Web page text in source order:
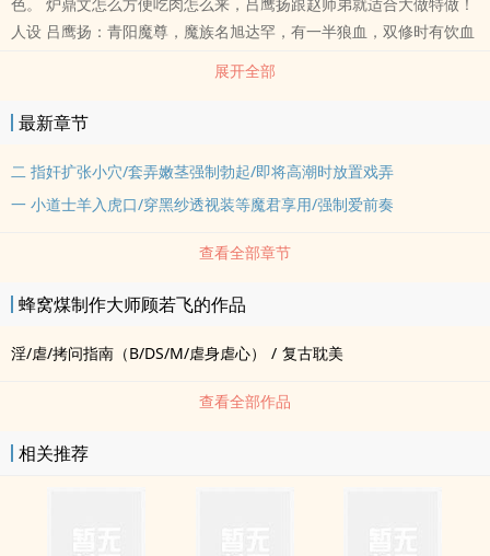
人设 吕鹰扬：青阳魔尊，魔族名旭达罕，有一半狼血，双修时有饮血
的爱好，如果炉鼎的血不好喝也不会要，口味比较刁。曾有一妻，亡
故千年，是彪子。 首 发 + n b s h u w u . c o m + “如果连项上的人
头都保护不了的话，又怎么保护你所珍视之物呢？” “吕鹰扬·旭达罕，
u w u+ e m o s h u w u . c o m + . c o m + 的蜀山普普首 发 + y o u
w u s h u w u . c o m + 通通小道士，修为低，资质差，除了长了一
长，胸大，耐干。 捉妖途中坠入魔界裂隙，受重伤濒死，同门相+ n
鼎，后来被喂了生子药，怀了老吕的孩子，正宫非咱们阿元莫属。 因
+ 了，理性带入，理性带入。 涉及：强制/人兽/多p/捆绑/生子/孕期
写，周更选手艰难更新之路首 发 + y o u w u s h u w u . c o m + 再
度开启。
展开全部
最新章节
二 指奸扩张小穴/套弄嫩茎强制勃起/即将高潮时放置戏弄
一 小道士羊入虎口/穿黑纱透视装等魔君享用/强制爱前奏
查看全部章节
蜂窝煤制作大师顾若飞的作品
淫/虐/拷问指南（B/DS/M/虐身虐心） / 复古耽美
查看全部作品
相关推荐